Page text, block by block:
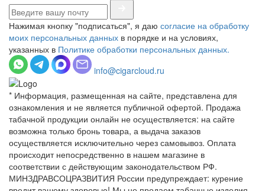
Нажимая кнопку "подписаться", я даю согласие на обработку
моих персональных данных в порядке и на условиях,
указанных в Политике обработки персональных данных.
info@cigarcloud.ru
* Информация, размещенная на сайте, представлена для
ознакомления и не является публичной офертой. Продажа
табачной продукции онлайн не осуществляется: на сайте
возможна только бронь товара, а выдача заказов
осуществляется исключительно через самовывоз. Оплата
происходит непосредственно в нашем магазине в
соответствии с действующим законодательством РФ.
МИНЗДРАВСОЦРАЗВИТИЯ России предупреждает: курение